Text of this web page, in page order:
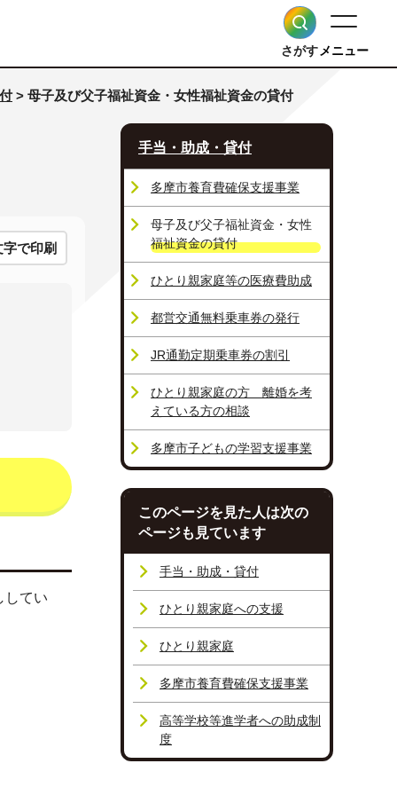
さがすメニュー
> 母子及び父子福祉資金・女性福祉資金の貸付
で印刷
してい
手当・助成・貸付
多摩市養育費確保支援事業
母子及び父子福祉資金・女性
福祉資金の貸付
ひとり親家庭等の医療費助成
都営交通無料乗車券の発行
JR通勤定期乗車券の割引
ひとり親家庭の方 離婚を考
えている方の相談
多摩市子どもの学習支援事業
このページを見た人は次の
ページも見ています
手当・助成・貸付
ひとり親家庭への支援
ひとり親家庭
多摩市養育費確保支援事業
高等学校等進学者への助成制
度